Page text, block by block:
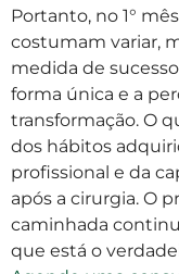
Portanto, no 1°
costumam variar,
medida de
forma única e a
transformação. O
dos hábitos
profissional e da
após a cirurgia. O
caminhada
que está o